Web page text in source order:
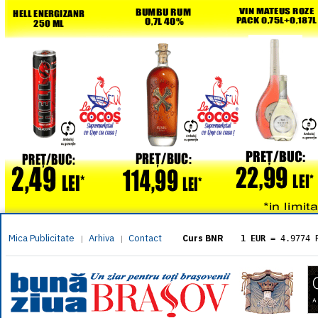
Mica Publicitate | Arhiva | Contact Curs BNR 1 EUR = 4.9774
= 5.8304
1 XAU= 464.4611
1 AED= 1.1933
1 AUD= 2.7957
1 BGN= 2.5449